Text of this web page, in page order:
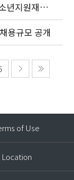
년지원재단
영부/개발
용규모 공개
of Use
Location